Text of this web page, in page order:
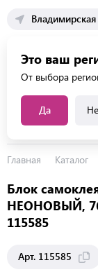
Владимирская
Это ваш
От выбора
Да
Каталог услуг
Главная Каталог
Блок
НЕОНОВЫЙ,
115585
Арт. 115585